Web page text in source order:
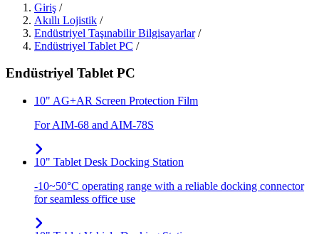
Giriş /
Akıllı Lojistik /
Endüstriyel Taşınabilir Bilgisayarlar/
Endüstriyel Tablet PC /
Endüstriyel Tablet PC
10" AG+AR Screen Protection Film
For AIM-68 and AIM-78S
10" Tablet Desk Docking Station
-10~50°C operating range with a reliable docking connector
for seamless office use